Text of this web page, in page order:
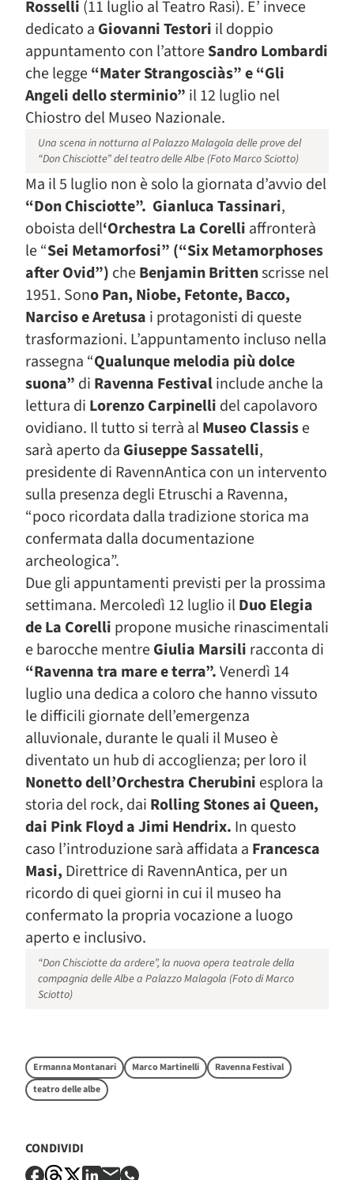
Rosselli (11 luglio al Teatro Rasi). E’ invece
dedicato a Giovanni Testori il doppio
appuntamento con l’attoreSandro Lombardi
che legge“Mater Strangosciàs” e “Gli
Angeli dello sterminio” il 12 luglio nel
Chiostro del Museo Nazionale.
Una scena in notturna al Palazzo Malagola delle prove del
“Don Chisciotte” del teatro delle Albe (Foto Marco Sciotto)
Ma il 5 luglio non è solo la giornata d’avvio del
“Don Chisciotte”. Gianluca Tassinari,
oboista dell‘Orchestra La Corelli affronterà
le “Sei Metamorfosi” (“Six Metamorphoses
after Ovid”) cheBenjamin Brittenscrisse nel
1951. Sono Pan, Niobe, Fetonte, Bacco,
Narciso e Aretusa i protagonisti di queste
trasformazioni. L’appuntamento incluso nella
rassegna “Qualunque melodia più dolce
suona” di Ravenna Festivalinclude anche la
lettura di Lorenzo Carpinelli del capolavoro
ovidiano. Il tutto si terrà alMuseo Classise
sarà aperto da Giuseppe Sassatelli,
presidente di RavennAntica con un intervento
sulla presenza degli Etruschi a Ravenna,
“poco ricordata dalla tradizione storica ma
confermata dalla documentazione
archeologica”.
Due gli appuntamenti previsti per la prossima
settimana. Mercoledì 12 luglio ilDuo Elegia
de La Corelli propone musiche rinascimentali
e barocche mentreGiulia Marsili racconta di
“Ravenna tra mare e terra”.Venerdì 14
luglio una dedica a coloro che hanno vissuto
le difficili giornate dell’emergenza
alluvionale, durante le quali il Museo è
diventato un hub di accoglienza; per loro il
Nonetto dell’Orchestra Cherubini esplora la
storia del rock, dai Rolling Stones ai Queen,
dai Pink Floyd a Jimi Hendrix. In questo
caso l’introduzione sarà affidata a Francesca
Masi, Direttrice di RavennAntica, per un
ricordo di quei giorni in cui il museo ha
confermato la propria vocazione a luogo
aperto e inclusivo.
“Don Chisciotte da ardere”, la nuova opera teatrale della
compagnia delle Albe a Palazzo Malagola (Foto di Marco
Sciotto)
Ermanna Montanari Marco Martinelli
Ravenna Festival
teatro delle albe
CONDIVIDI